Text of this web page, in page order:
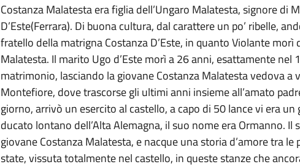
Costanza Malatesta era figlia dell’Ungaro Malatesta, signore di
D’Este(Ferrara). Di buona cultura, dal carattere un po’ ribelle,
fratello della matrigna Costanza D’Este, in quanto Violante morì
Malatesta. Il marito Ugo d’Este morì a 26 anni, esattamente nel
matrimonio, lasciando la giovane Costanza Malatesta vedova a
Montefiore, dove trascorse gli ultimi anni insieme all’amato
giorno, arrivò un esercito al castello, a capo di 50 lance vi era
ducato lontano dell’Alta Alemagna, il suo nome era Ormanno.
giovane Costanza Malatesta, e nacque una storia d’amore tra
state, vissuta totalmente nel castello, in queste stanze che